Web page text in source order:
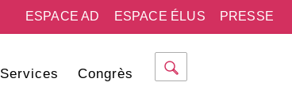
PRESSE
ESPACE ÉLUS
ESPACE AD
Services Congrès